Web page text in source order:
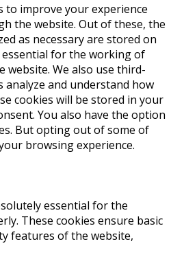
to improve your experience
the website. Out of these, the
as necessary are stored on
for the working of
website. We also use third-
and understand how
cookies will be stored in your
You also have the option
But opting out of some of
browsing experience.
essential for the
These cookies ensure basic
features of the website,